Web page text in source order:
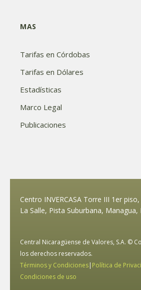
MAS
Tarifas en Córdobas
Tarifas en Dólares
Estadísticas
Marco Legal
Publicaciones
Centro INVERCASA Torre III 1er
La Salle, Pista Suburbana, Managua,
Central Nicaragüense de Valores, S.A. ©
los derechos reservados.
Términos y Condiciones| Política de
Condiciones de uso